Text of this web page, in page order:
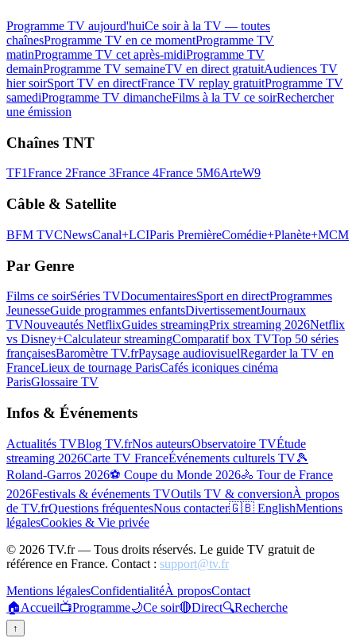
Programme TV aujourd'huiCe soir à la TV — toutes
chaînesProgramme TV en ce momentProgramme TV
matinProgramme TV cet après-midiProgramme TV
demainProgramme TV semaineTV en direct gratuitAudiences TV
hier soirSport TV en directFrance TV replay gratuitProgramme TV
samediProgramme TV dimancheFilms à la TV ce soirRechercher
une émission
Chaînes TNT
TF1France 2France 3France 4France 5M6ArteW9
Câble & Satellite
BFM TVCNewsCanal+LCIParis PremièreComédie+Planète+MCM
Par Genre
Films ce soirSéries TVDocumentairesSport en directProgrammes
JeunesseGuide programmes enfantsDivertissementJournaux
TVNouveautés NetflixGuides streamingPrix streaming 2026Netflix
vs Disney+Calculateur streamingComparatif box TVTop 50 séries
françaisesBaromètre TV.frPaysage audiovisuelRegarder la TV en
FranceLieux de tournage ParisCafés iconiques cinéma
ParisGlossaire TV
Infos & Événements
Actualités TVBlog TV.frNos auteursObservatoire TVÉtude
streaming 2026Carte TV FranceÉvénements culturels TV🎾
Roland-Garros 2026⚽ Coupe du Monde 2026🚴 Tour de France
2026Festivals & événements TVOutils TV & conversionÀ propos
de TV.frQuestions fréquentesNous contacter🇬🇧 EnglishMentions
légalesCookies & Vie privée
© 2026 TV.fr — Tous droits réservés. Le guide TV gratuit de
référence en France. Contact : support@tv.fr
Mentions légalesConfidentialitéÀ proposContact
🏠Accueil📺Programme🌙Ce soir🔴Direct🔍Recherche
↑